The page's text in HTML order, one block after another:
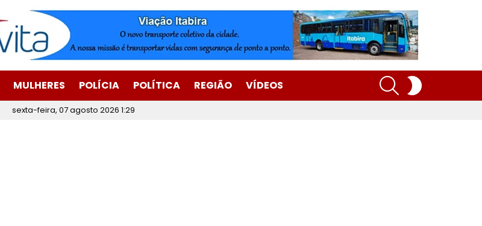
MULHERES POLÍCIA POLÍTICA REGIÃO VÍDEOS
SEARCH
sexta-feira, 07 agosto 2026 1:29